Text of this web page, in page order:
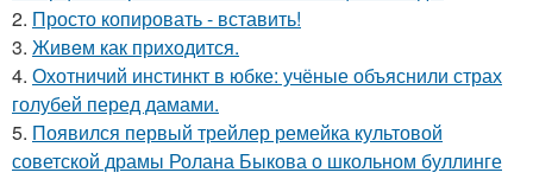
2. Просто копировать - вставить!
3. Живeм как приходится.
4. Охотничий инстинкт в юбке: учёные объяснили страх
голубей перед дамами.
5. Появился первый трейлер ремейка культовой
советской драмы Ролана Быкова о школьном буллинге